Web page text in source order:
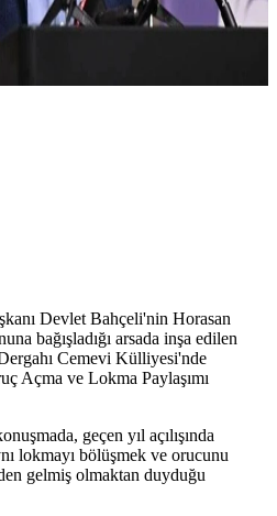
Devlet Bahçeli'nin Horasan
bağışladığı arsada inşa edilen
Cemevi Külliyesi'nde
Açma ve Lokma Paylaşımı
geçen yıl açılışında
lokmayı bölüşmek ve orucunu
gelmiş olmaktan duyduğu